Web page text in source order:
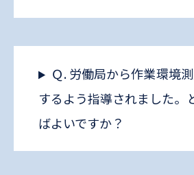
Ｑ. 労働局から作業環境
するよう指導されました。
ばよいですか？